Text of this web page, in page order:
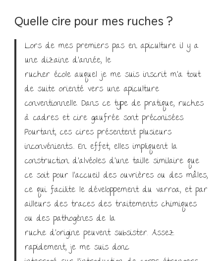
Quelle cire pour mes ruches ?
Lors de mes premiers pas en apiculture il y a
une dizaine d’année, le
rucher école auquel je me suis inscrit m’a tout
de suite orienté vers une apiculture
conventionnelle. Dans ce type de pratique, ruches
à cadres et cire gaufrée sont préconisées.
Pourtant, ces cires présentent plusieurs
inconvénients… En effet, elles impliquent la
construction d’alvéoles d’une taille similaire que
ce soit pour l’accueil des ouvrières ou des mâles,
ce qui facilite le développement du varroa, et par
ailleurs des traces des traitements chimiques
ou des pathogènes de la
ruche d’origine peuvent subsister. Assez
rapidement, je me suis donc